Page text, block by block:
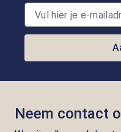
Neem contact